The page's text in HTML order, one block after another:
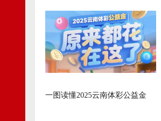
一图读懂2025云南体彩公益金